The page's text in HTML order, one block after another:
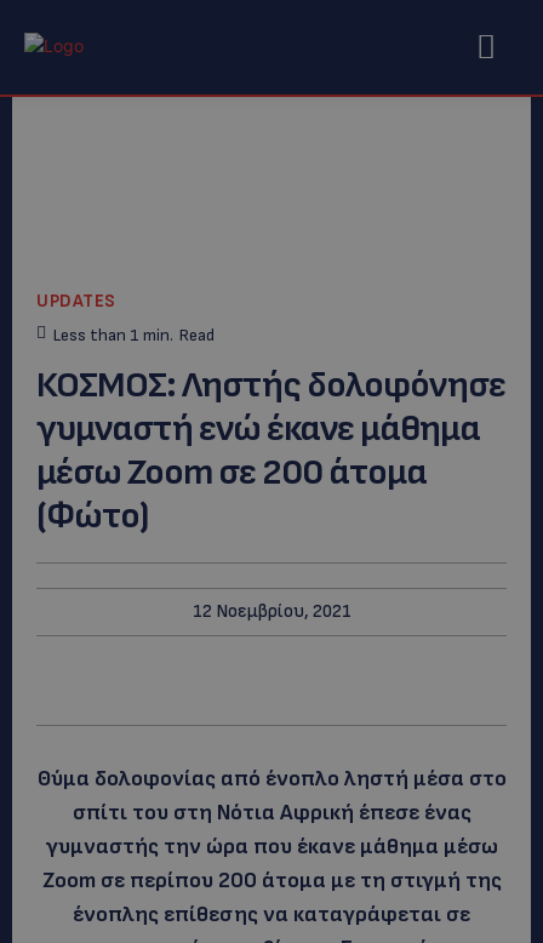
UPDATES
Less than 1 min. Read
ΚΟΣΜΟΣ: Ληστής δολοφόνησε
γυμναστή ενώ έκανε μάθημα
μέσω Zoom σε 200 άτομα
(Φώτο)
12 Νοεμβρίου, 2021
Θύμα δολοφονίας από ένοπλο ληστή μέσα στο
σπίτι του στη Νότια Αφρική έπεσε ένας
γυμναστής την ώρα που έκανε μάθημα μέσω
Zoom σε περίπου 200 άτομα με τη στιγμή της
ένοπλης επίθεσης να καταγράφεται σε